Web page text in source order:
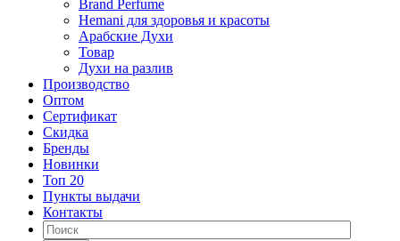
Brand Perfume
Hemani для здоровья и красоты
Арабские Духи
Товар
Духи на разлив
Производство
Оптом
Сертификат
Скидка
Бренды
Новинки
Топ 20
Пункты выдачи
Контакты